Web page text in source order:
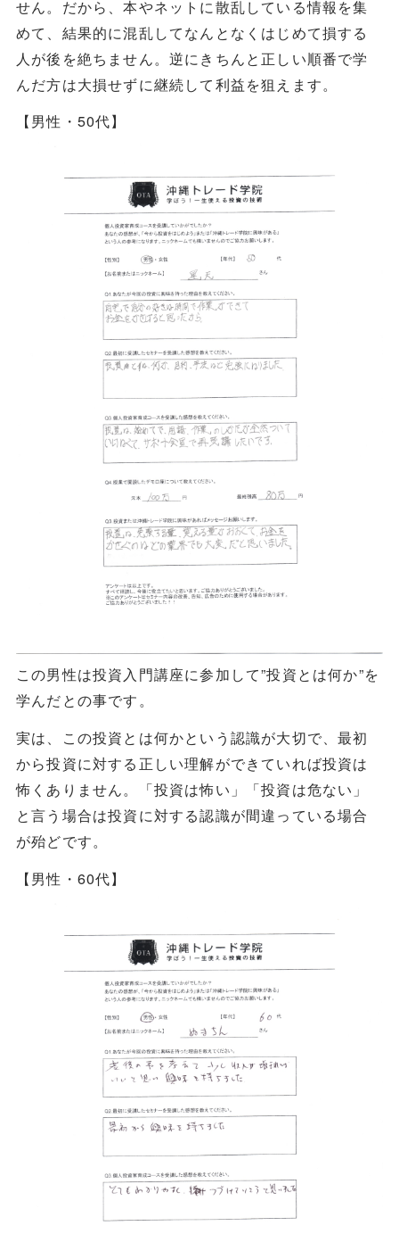
せん。だから、本やネットに散乱している情報を集
めて、結果的に混乱してなんとなくはじめて損する
人が後を絶ちません。逆にきちんと正しい順番で学
んだ方は大損せずに継続して利益を狙えます。
【男性・50代】
この男性は投資入門講座に参加して”投資とは何か”を
学んだとの事です。
実は、この投資とは何かという認識が大切で、最初
から投資に対する正しい理解ができていれば投資は
怖くありません。「投資は怖い」「投資は危ない」
と言う場合は投資に対する認識が間違っている場合
が殆どです。
【男性・60代】